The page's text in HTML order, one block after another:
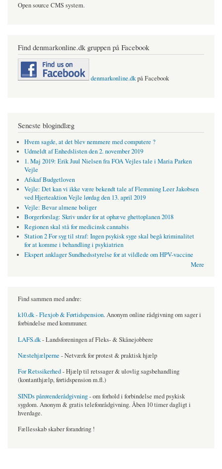
Open source CMS system.
Find denmarkonline.dk gruppen på Facebook
denmarkonline.dkpå Facebook
Seneste blogindlæg
Hvem sagde, at det blev nemmere med computere ?
Udmeldt af Enhedslisten den 2. november 2019
1. Maj 2019: Erik Juul Nielsen fra FOA Vejles tale i Maria Parken
Vejle
Afskaf Budgetloven
Vejle: Det kan vi ikke være bekendt tale af Flemming Leer Jakobsen
ved Hjerteaktion Vejle lørdag den 13. april 2019
Vejle: Bevar almene boliger
Borgerforslag: Skriv under for at ophæve ghettoplanen 2018
Regionen skal stå for medicinsk cannabis
Station 2 For syg til straf: Ingen psykisk syge skal begå kriminalitet
for at komme i behandling i psykiatrien
Ekspert anklager Sundhedsstyrelse for at vildlede om HPV-vaccine
Mere
Find sammen med andre:
k10.dk - Flexjob & Førtidspension. Anonym online rådgivning om sager i
forbindelse med kommuner.
LAFS.dk- Landsforeningen af Fleks- & Skånejobbere
Næstehjælperne - Netværk for protest & praktisk hjælp
For Retssikerhed- Hjælp til retssager & ulovlig sagsbehandling
(kontanthjælp, førtidspension m.fl.)
SINDs pårørenderådgivning- om forhold i forbindelse med psykisk
sygdom. Anonym & gratis telefonrådgivning. Åben 10 timer dagligt i
hverdage.
Fællesskab skaber forandring !